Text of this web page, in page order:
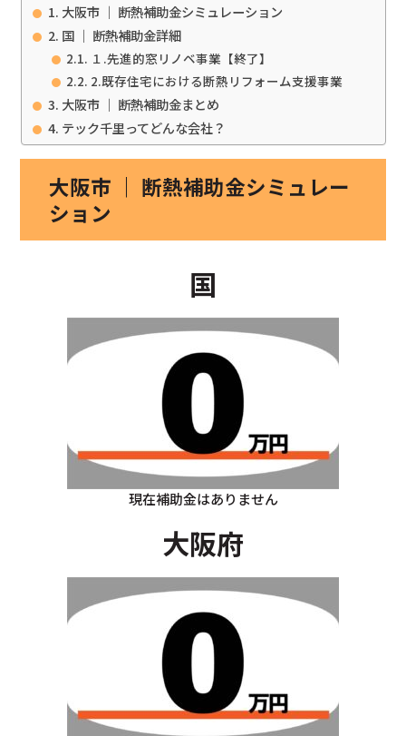
大阪市 ｜ 断熱補助金シミュレーション
国 ｜ 断熱補助金詳細
１.先進的窓リノベ事業【終了】
2.既存住宅における断熱リフォーム支援事業
大阪市 ｜ 断熱補助金まとめ
テック千里ってどんな会社？
大阪市 ｜ 断熱補助金シミュレー
ション
国
現在補助金はありません
大阪府